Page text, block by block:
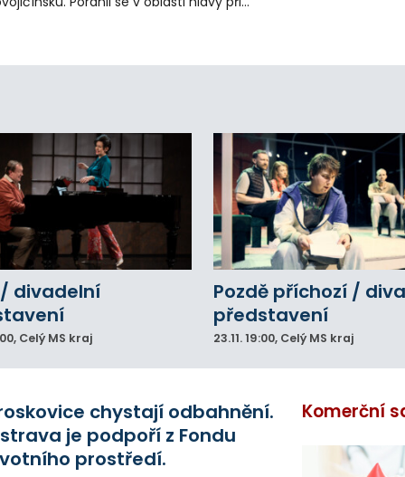
divadelní
, Celý MS kraj
Pozdě příchozí /
představení
23.11.19:00, Celý MS kraj
chystají odbahnění.
je podpoří z Fondu
prostředí.
Komerční